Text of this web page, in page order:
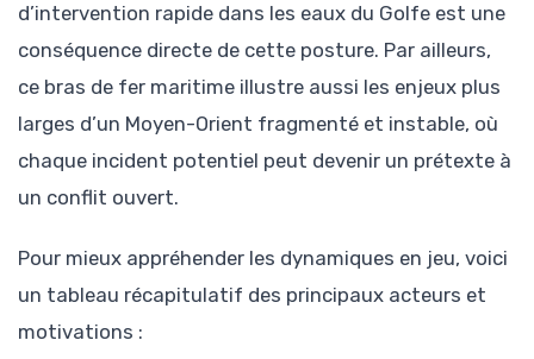
d’intervention rapide dans les eaux du Golfe est une
conséquence directe de cette posture. Par ailleurs,
ce bras de fer maritime illustre aussi les enjeux plus
larges d’un Moyen-Orient fragmenté et instable, où
chaque incident potentiel peut devenir un prétexte à
un conflit ouvert.
Pour mieux appréhender les dynamiques en jeu, voici
un tableau récapitulatif des principaux acteurs et
motivations :